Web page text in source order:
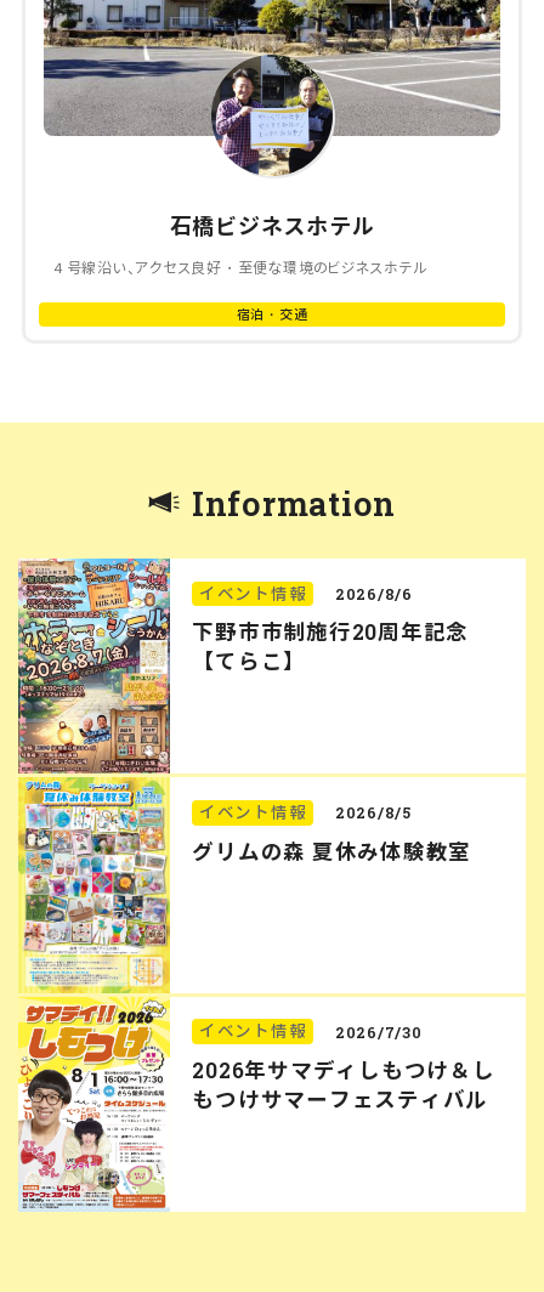
石橋ビジネスホテル
４号線沿い、アクセス良好・至便な環境のビジネスホテル
宿泊・交通
Information
イベント情報 2026/8/6
下野市市制施行20周年記念
【てらこ】
イベント情報 2026/8/5
グリムの森 夏休み体験教室
イベント情報 2026/7/30
2026年サマディしもつけ＆し
もつけサマーフェスティバル